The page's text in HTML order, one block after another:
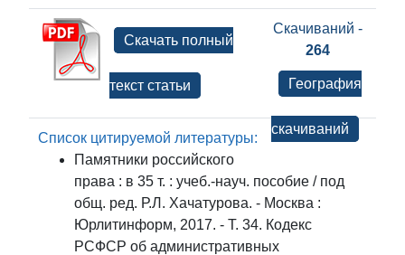
Скачиваний -
264
География
скачиваний
Скачать полный
текст статьи
Список цитируемой литературы:
Памятники российского
права : в 35 т. : учеб.-науч. пособие / под
общ. ред. Р.Л. Хачатурова. - Москва :
Юрлитинформ, 2017. - Т. 34. Кодекс
РСФСР об административных